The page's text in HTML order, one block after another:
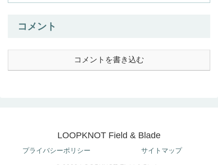
コメント
コメントを書き込む
LOOPKNOT Field & Blade
プライバシーポリシー サイトマップ